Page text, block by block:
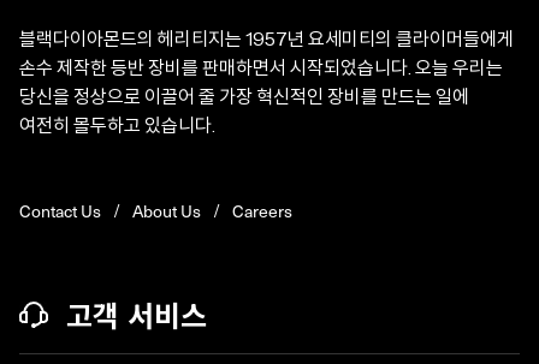
블랙다이아몬드의 헤리티지는 1957년 요세미티의 클라이머들에게
손수 제작한 등반 장비를 판매하면서 시작되었습니다. 오늘 우리는
당신을 정상으로 이끌어 줄 가장 혁신적인 장비를 만드는 일에
여전히 몰두하고 있습니다.
Contact Us About Us Careers
고객 서비스